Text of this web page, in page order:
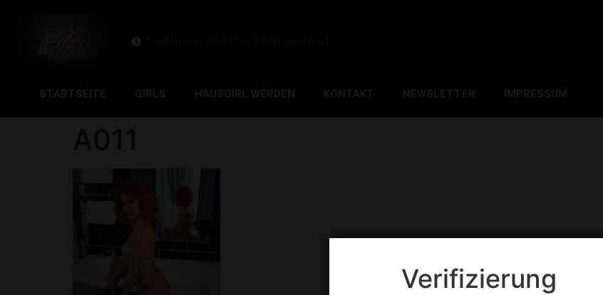
STARTSEITE GIRLS HAUSGIRL WERDEN KONTAKT NEWSLETTER IMPRESSUM
Verifizierung